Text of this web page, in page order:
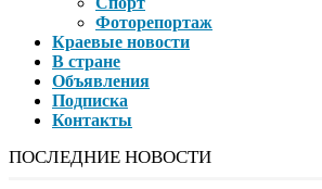
Фоторепортаж
Краевые новости
В стране
Объявления
Подписка
Контакты
ПОСЛЕДНИЕ НОВОСТИ